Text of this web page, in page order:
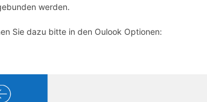
werden.
Sie dazu bitte in den Oulook Optionen: